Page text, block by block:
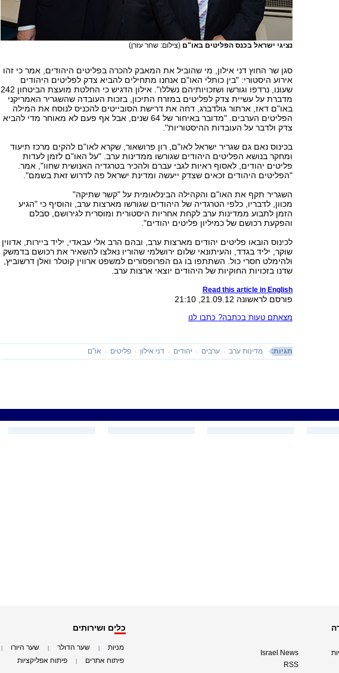
נציגי ישראל בכנס הפליטים באו"ם (צילום: שחר עזרן)
סגן שר החוץ דני אילון, מי שהוביל את המאבק להכרה בפליטים היהודים, אמר כי זהו
אירוע היסטורי: "בין כותלי האו"ם אנחנו מתחילים להביא צדק לפליטים היהודים
שעונו, נרדפו וגורשו ושזכויותיהם נשללו". אילון הדגיש כי החלטת מועצת הביטחון 242
מדברת על עשיית צדק לפליטים במזרח התיכון, בזכות העובדה שהשגריר האמריקני
באו"ם דאז, ארתור גולדברג, דחה את דרישת הסובייטים להכניס לנוסח את המילה
הפליטים הערבים. "מדובר באיחור של 64 שנים, אבל אף פעם לא מאוחר מדי להביא
צדק ולדבר על העובדות ההיסטוריות".
בכינוס נאם גם שגריר ישראל לאו"ם, רון פרושאור, שקרא לאו"ם להקים מרכז תיעוד
ומחקר בנושא הפליטים היהודים שגורשו ממדינות ערב. "על האו"ם לזמן לעדות
פליטים יהודים, לאסוף ראיות לגבי עברם ולהכיר בטרגדיה האנושית שחוו", אמר.
"הפליטים היהודים זכאים שצדק ייעשה ומדינת ישראל פה לדרוש זאת בשמם".
השגריר תקף את האו"ם והקהילה הבינלאומית על "קשר שתיקה"
מכוון, לדבריו, כלפי הטרגדיה של היהודים שגורשו מארצות ערב, והוסיף כי "הגיע
הזמן לתבוע ממדינות ערב לקחת אחריות היסטורית ומוסרית לגירושם, סבלם
והפקעת רכושם של כמיליון פליטים יהודים".
לכינוס הובאו פליטים יהודים מארצות ערב, ובהם הרב אלי עבאדי, יליד ביירות, אדווין
שוקר, יליד בגדד, והעיתונאי שלום ירושלמי שהוריו נאלצו להשאיר את רכושם בדמשק
ולהימלט חסרי כול. השתתפו בו גם הפרופסורים למשפט ארווין קוטלר ואלן דרשוביץ,
שדנו בזכויות החוקיות של היהודים יוצאי ארצות ערב.
Read this article in English
פורסם לראשונה 21.09.12, 21:10
מצאתם טעות בכתבה? כתבו לנו
תגיות: מדינות ערב ערבים יהודים דני אילון פליטים או"ם
Israel News
RSS
כלים ושירותים
מניות שער הדולר שער היורו
פיתוח אתרים פיתוח אפליקציות